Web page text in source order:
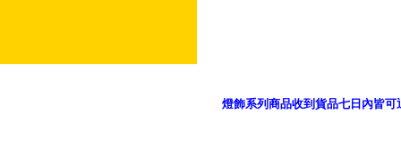
燈飾系列商品收到貨品七日內皆